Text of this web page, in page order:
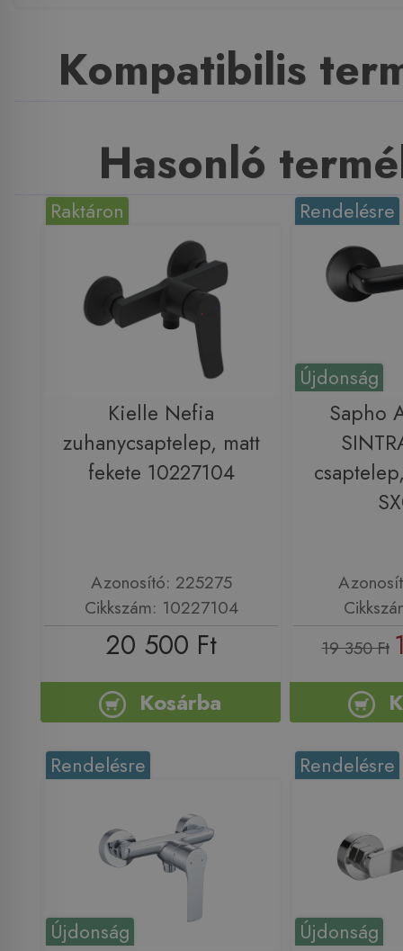
Kompatibilis
Hasonló
Raktáron
Kielle Nefia
zuhanycsaptelep, matt
fekete 10227104
Azonosító: 225275
Cikkszám: 10227104
20 500 Ft
Kosárba
Újdonság
Rendelésre
Sapho
19 350 Ft
Újdonság
Rendelésre
Újdonság
Rendelésre